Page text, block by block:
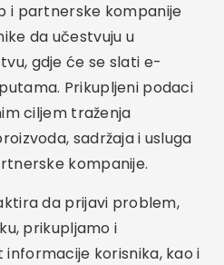
i partnerske kompanije
da učestvuju u
gdje će se slati e-
Prikupljeni podaci
ciljem traženja
sadržaja i usluga
kompanije.
da prijavi problem,
prikupljamo i
korisnika, kao i